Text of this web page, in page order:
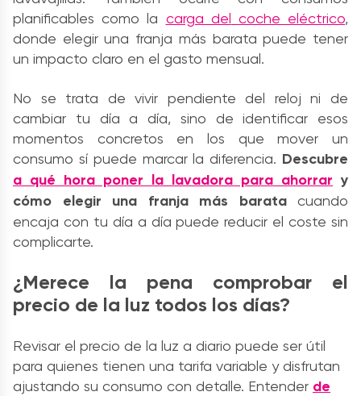
planificables como la carga del coche eléctrico,
donde elegir una franja más barata puede tener
un impacto claro en el gasto mensual.
No se trata de vivir pendiente del reloj ni de
cambiar tu día a día, sino de identificar esos
momentos concretos en los que mover un
consumo sí puede marcar la diferencia. Descubre
a qué hora poner la lavadora para ahorrar y
cómo elegir una franja más baratacuando
encaja con tu día a día puede reducir el coste sin
complicarte.
¿Merece la pena comprobar el
precio de la luz todos los días?
Revisar el precio de la luz a diario puede ser útil
para quienes tienen una tarifa variable y disfrutan
ajustando su consumo con detalle. Entender de